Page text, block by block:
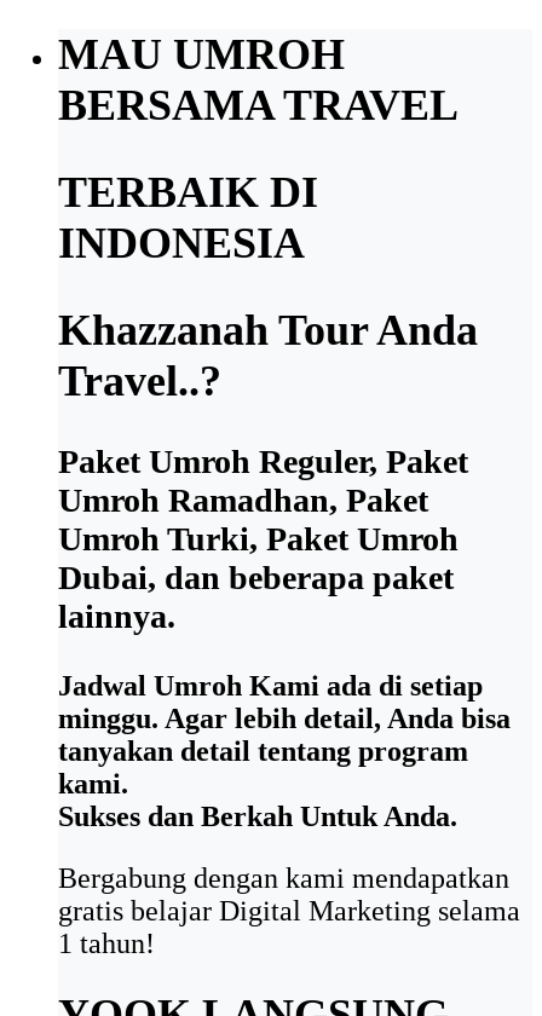
MAU UMROH
BERSAMA TRAVEL
TERBAIK DI
INDONESIA
Khazzanah Tour Anda
Travel..?
Paket Umroh Reguler, Paket
Umroh Ramadhan, Paket
Umroh Turki, Paket Umroh
Dubai, dan beberapa paket
lainnya.
Jadwal Umroh Kami ada di setiap
minggu. Agar lebih detail, Anda bisa
tanyakan detail tentang program
kami.
Sukses dan Berkah Untuk Anda.
Bergabung dengan kami mendapatkan
gratis belajar Digital Marketing selama
1 tahun!